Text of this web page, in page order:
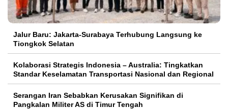
Jalur Baru: Jakarta-Surabaya Terhubung Langsung ke
Tiongkok Selatan
Kolaborasi Strategis Indonesia – Australia: Tingkatkan
Standar Keselamatan Transportasi Nasional dan Regional
Serangan Iran Sebabkan Kerusakan Signifikan di
Pangkalan Militer AS di Timur Tengah